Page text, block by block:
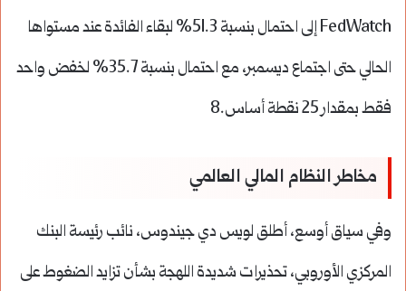
FedWatch إلى احتمال بنسبة 51.3% لبقاء الفائدة عند مستواها
الحالي حتى اجتماع ديسمبر، مع احتمال بنسبة 35.7% لخفض واحد
فقط بمقدار 25 نقطة أساس.8
مخاطر النظام المالي العالمي
وفي سياق أوسع، أطلق لويس دي جيندوس، نائب رئيسة البنك
المركزي الأوروبي، تحذيرات شديدة اللهجة بشأن تزايد الضغوط على